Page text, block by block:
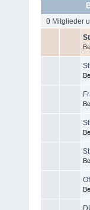
0 Mitglieder